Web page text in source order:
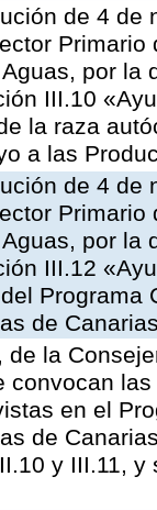
de 4 de
por la
III.10
la raza
a las
de 4 de
por la
III.12
Programa
de
de la
convocan
en el
de
y III.11,